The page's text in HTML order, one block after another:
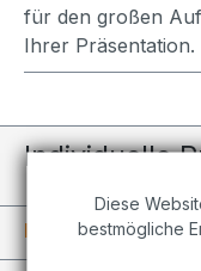
für den großen
Ihrer Präsentation.
Individuelle
Informationen
Diese
bestmögliche